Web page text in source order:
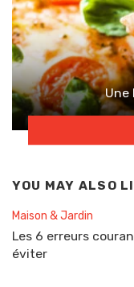
Une
YOU MAY ALSO
Maison & Jardin
Les 6 erreurs
éviter